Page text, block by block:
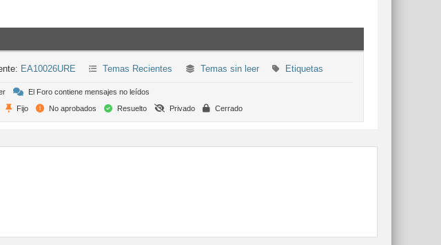
EA10026URE Temas Recientes Temas sin leer Etiquetas
El Foro contiene mensajes no leídos
Fijo No aprobados Resuelto Privado Cerrado